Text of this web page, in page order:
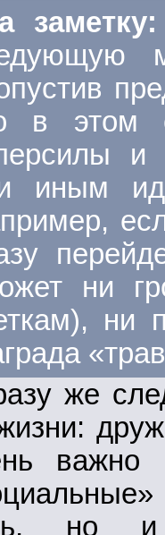
в этом
и
иным
ни
ни
же
важно
но и